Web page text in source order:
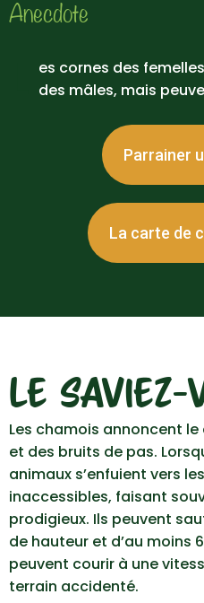
Anecdote
es cornes des
des mâles, mais
Parrainer
La carte de
LE SAVIEZ-
Les chamois annoncent
et des bruits de pas.
animaux s’enfuient vers
inaccessibles, faisant
prodigieux. Ils peuvent
de hauteur et d’au moins
peuvent courir à une
terrain accidenté.